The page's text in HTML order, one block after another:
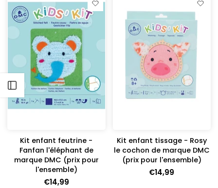
Ouvrir barre latérale
Kit enfant feutrine -
Fanfan l'éléphant de
marque DMC (prix pour
l'ensemble)
€14,99
Kit enfant tissage - Rosy
le cochon de marque DMC
(prix pour l'ensemble)
€14,99